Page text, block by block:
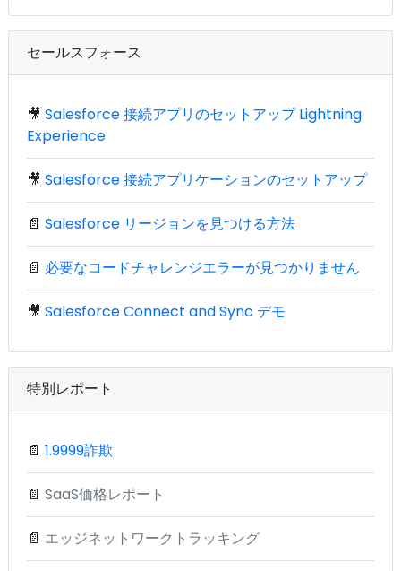
セールスフォース
🎥 Salesforce 接続アプリのセットアップ Lightning
Experience
🎥 Salesforce 接続アプリケーションのセットアップ
📄 Salesforce リージョンを見つける方法
📄 必要なコードチャレンジエラーが見つかりません
🎥 Salesforce Connect and Sync デモ
特別レポート
📄 1.9999詐欺
📄 SaaS価格レポート
📄 エッジネットワークトラッキング